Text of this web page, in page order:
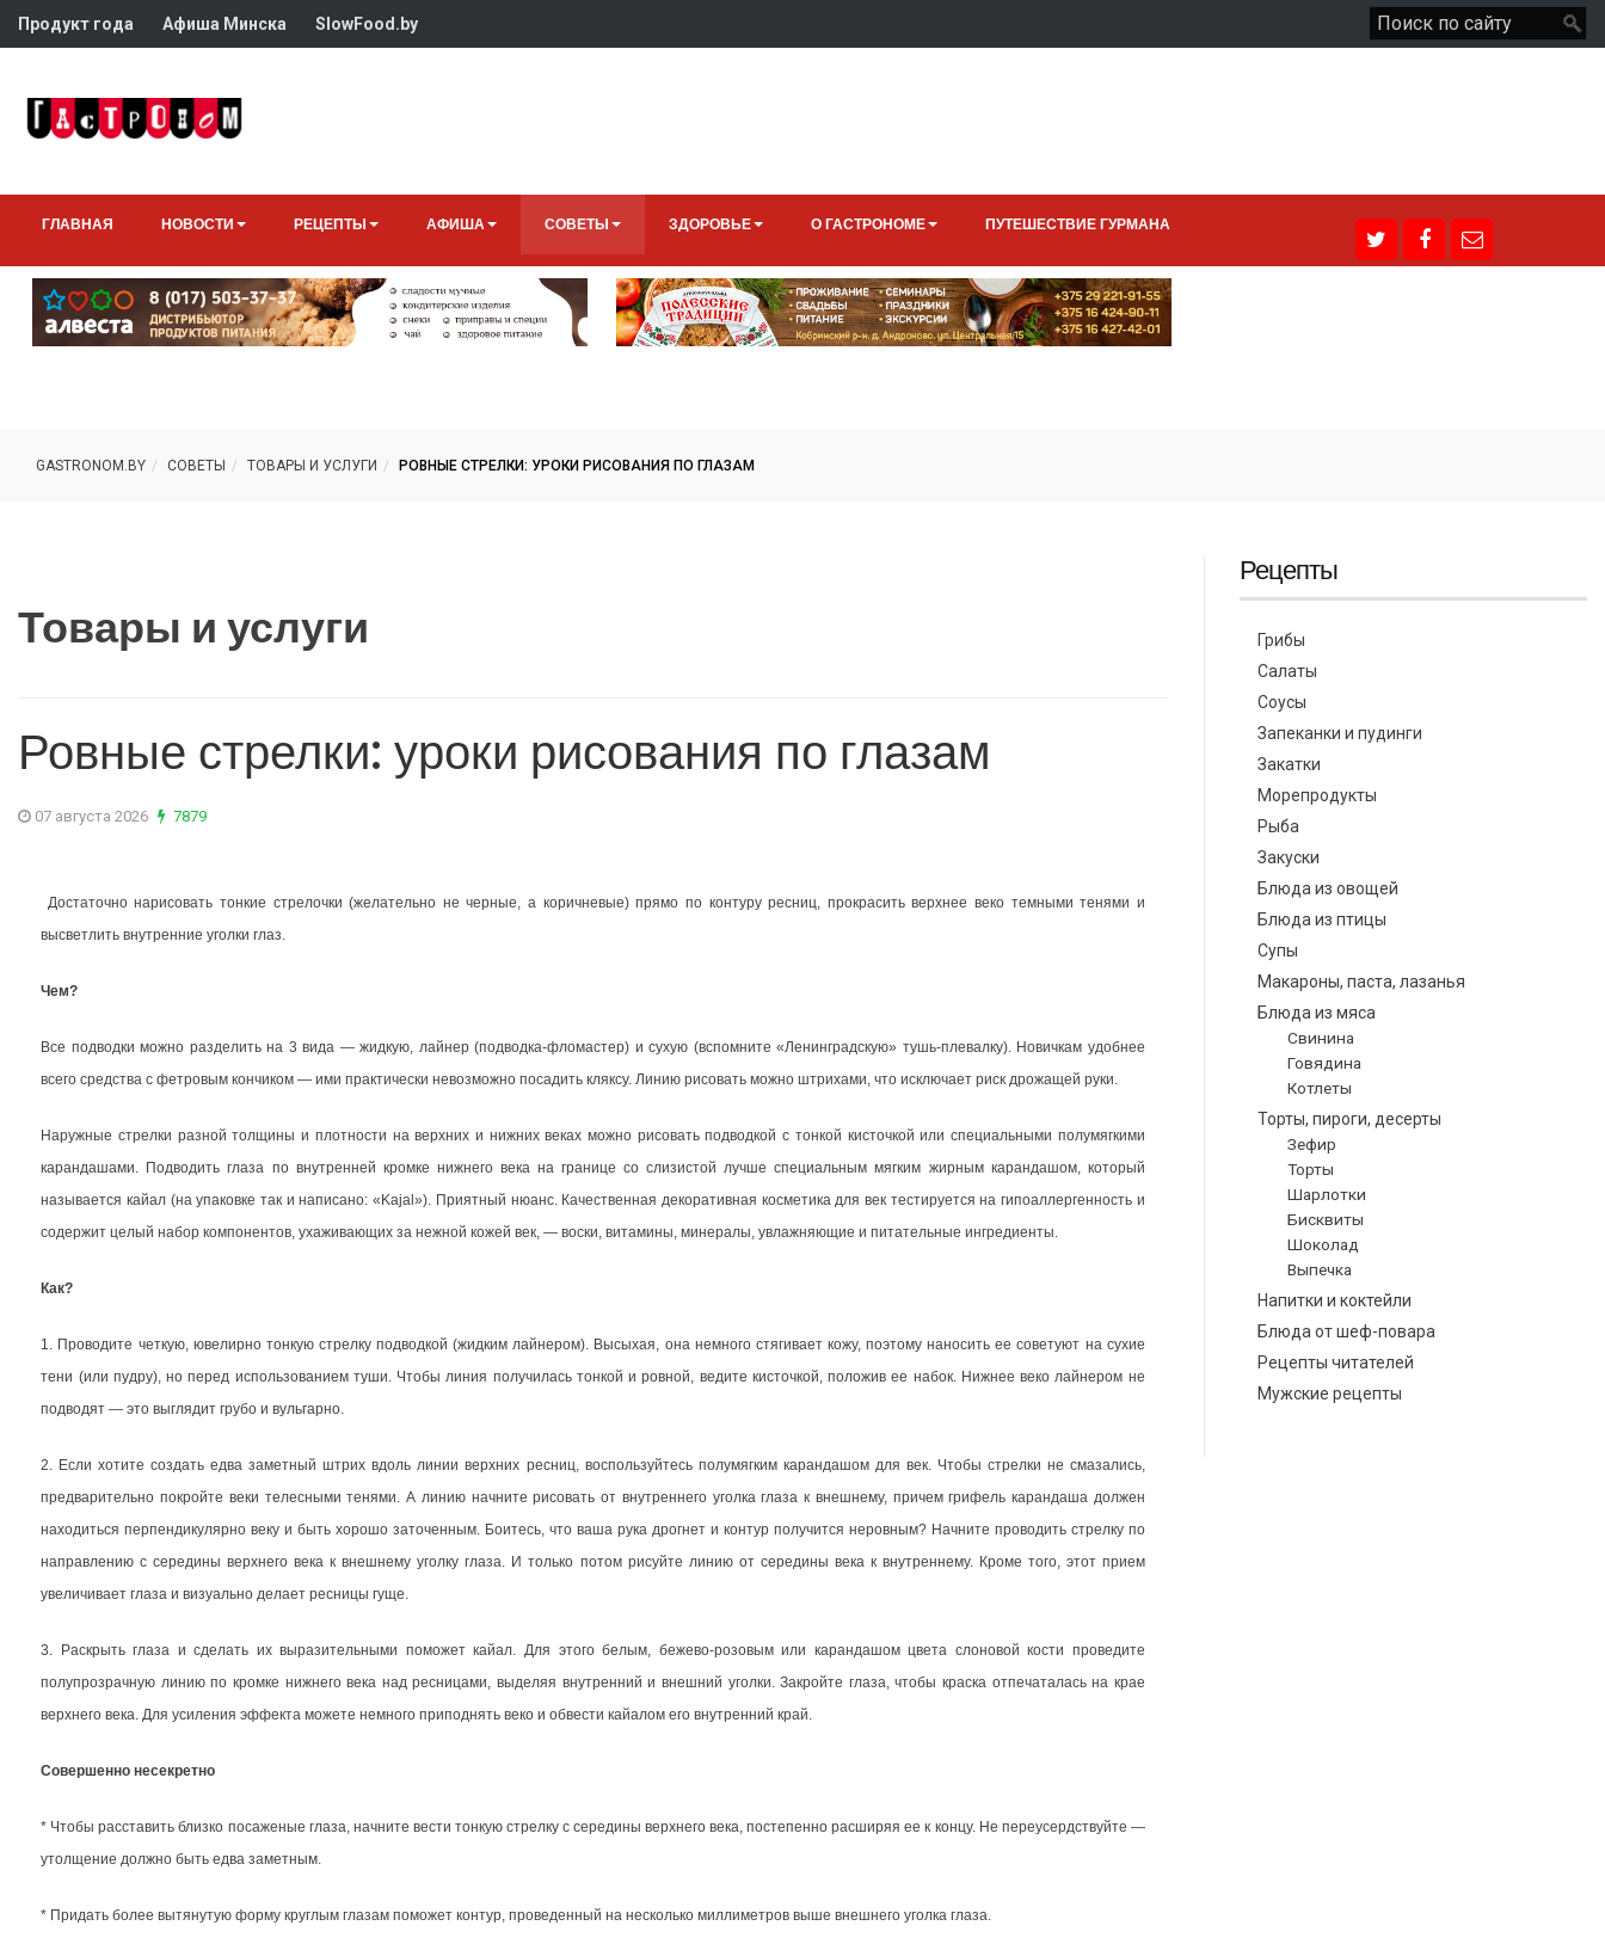
Продукт года Афиша Минска SlowFood.by
ГЛАВНАЯ НОВОСТИ РЕЦЕПТЫ АФИША СОВЕТЫ ЗДОРОВЬЕ О ГАСТРОНОМЕ ПУТЕШЕСТВИЕ ГУРМАНА
GASTRONOM.BY СОВЕТЫ ТОВАРЫ И УСЛУГИ РОВНЫЕ СТРЕЛКИ: УРОКИ РИСОВАНИЯ ПО ГЛАЗАМ
Товары и услуги
Ровные стрелки: уроки рисования по глазам
07 августа 2026 7879
Достаточно нарисовать тонкие стрелочки (желательно не черные, а коричневые) прямо по контуру ресниц, прокрасить верхнее веко темными тенями и
высветлить внутренние уголки глаз.
Чем?
Все подводки можно разделить на 3 вида — жидкую, лайнер (подводка-фломастер) и сухую (вспомните «Ленинградскую» тушь-плевалку). Новичкам удобнее
всего средства с фетровым кончиком — ими практически невозможно посадить кляксу. Линию рисовать можно штрихами, что исключает риск дрожащей руки.
Наружные стрелки разной толщины и плотности на верхних и нижних веках можно рисовать подводкой с тонкой кисточкой или специальными полумягкими
карандашами. Подводить глаза по внутренней кромке нижнего века на границе со слизистой лучше специальным мягким жирным карандашом, который
называется кайал (на упаковке так и написано: «Kajal»). Приятный нюанс. Качественная декоративная косметика для век тестируется на гипоаллергенность и
содержит целый набор компонентов, ухаживающих за нежной кожей век, — воски, витамины, минералы, увлажняющие и питательные ингредиенты.
Как?
1. Проводите четкую, ювелирно тонкую стрелку подводкой (жидким лайнером). Высыхая, она немного стягивает кожу, поэтому наносить ее советуют на сухие
тени (или пудру), но перед использованием туши. Чтобы линия получилась тонкой и ровной, ведите кисточкой, положив ее набок. Нижнее веко лайнером не
подводят — это выглядит грубо и вульгарно.
2. Если хотите создать едва заметный штрих вдоль линии верхних ресниц, воспользуйтесь полумягким карандашом для век. Чтобы стрелки не смазались,
предварительно покройте веки телесными тенями. А линию начните рисовать от внутреннего уголка глаза к внешнему, причем грифель карандаша должен
находиться перпендикулярно веку и быть хорошо заточенным. Боитесь, что ваша рука дрогнет и контур получится неровным? Начните проводить стрелку по
направлению с середины верхнего века к внешнему уголку глаза. И только потом рисуйте линию от середины века к внутреннему. Кроме того, этот прием
увеличивает глаза и визуально делает ресницы гуще.
3. Раскрыть глаза и сделать их выразительными поможет кайал. Для этого белым, бежево-розовым или карандашом цвета слоновой кости проведите
полупрозрачную линию по кромке нижнего века над ресницами, выделяя внутренний и внешний уголки. Закройте глаза, чтобы краска отпечаталась на крае
верхнего века. Для усиления эффекта можете немного приподнять веко и обвести кайалом его внутренний край.
Совершенно несекретно
* Чтобы расставить близко посаженые глаза, начните вести тонкую стрелку с середины верхнего века, постепенно расширяя ее к концу. Не переусердствуйте —
утолщение должно быть едва заметным.
* Придать более вытянутую форму круглым глазам поможет контур, проведенный на несколько миллиметров выше внешнего уголка глаза.
Рецепты
Грибы
Салаты
Соусы
Запеканки и пудинги
Закатки
Морепродукты
Рыба
Закуски
Блюда из овощей
Блюда из птицы
Супы
Макароны, паста, лазанья
Блюда из мяса
Свинина
Говядина
Котлеты
Торты, пироги, десерты
Зефир
Торты
Шарлотки
Бисквиты
Шоколад
Выпечка
Напитки и коктейли
Блюда от шеф-повара
Рецепты читателей
Мужские рецепты